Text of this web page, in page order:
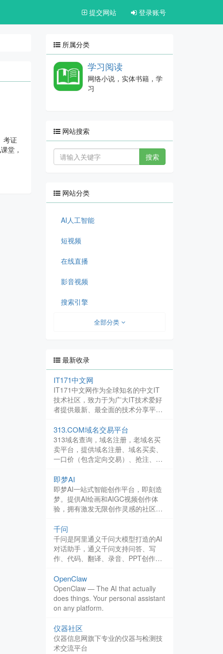
提交网站 登录账号
考证
堂，
所属分类
学习阅读
网络小说，实体书籍，学
习
网站搜索
搜索
网站分类
AI人工智能
短视频
在线直播
影音视频
搜索引擎
全部分类
最新收录
IT171中文网
IT171中文网作为全球知名的中文IT
技术社区，致力于为广大IT技术爱好
者提供最新、最全面的技术分享平
努力打造一个真正的技术资源分享平
台。
313.COM域名交易平台
313域名查询，域名注册，老域名买
卖平台，提供域名注册、域名买卖、
一口价（包含定向交易）、抢注、竞
即梦AI
即梦AI一站式智能创作平台，即刻造
梦。提供AI绘画和AIGC视频创作体
验，拥有激发无限创作灵感的社区。
索梦境实现的无限可能！
千问
千问是阿里通义千问大模型打造的AI
对话助手，通义千问支持问答、写
作、代码、翻译、录音、PPT创作、
OpenClaw
OpenClaw — The AI that actually
does things. Your personal assistant
on any platform.
仪器社区
仪器信息网旗下专业的仪器与检测技
术交流平台